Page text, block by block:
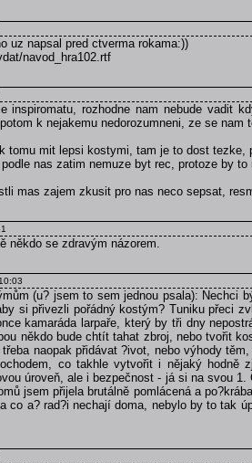
uz napsal pred ctverma rokama:))
navod_hra102.rtf
inspiromatu, rozhodne nam nebude vadit
k nejakemu nedorozumneni, ze se
tomu mit lepsi kostymi, tam je to dost
nas zatim nemuze byt rec, protoze by to
mas zajem zkusit pro nas neco sepsat,
někdo se zdravým názorem.
(u? jsem to sem jednou psala): Nechci
si přivezli pořádný kostým? Tuniku přeci
kamaráda larpaře, který by tři dny
někdo bude chtít tahat zbroj, nebo tvořit
naopak přidávat ?ivot, nebo výhody
co takhle vytvořit i nějaký hodně
úroveň, ale i bezpečnost - já si na svou
jsem přijela brutálně pomlácená a
co a? rad?i nechají doma, nebylo by to tak